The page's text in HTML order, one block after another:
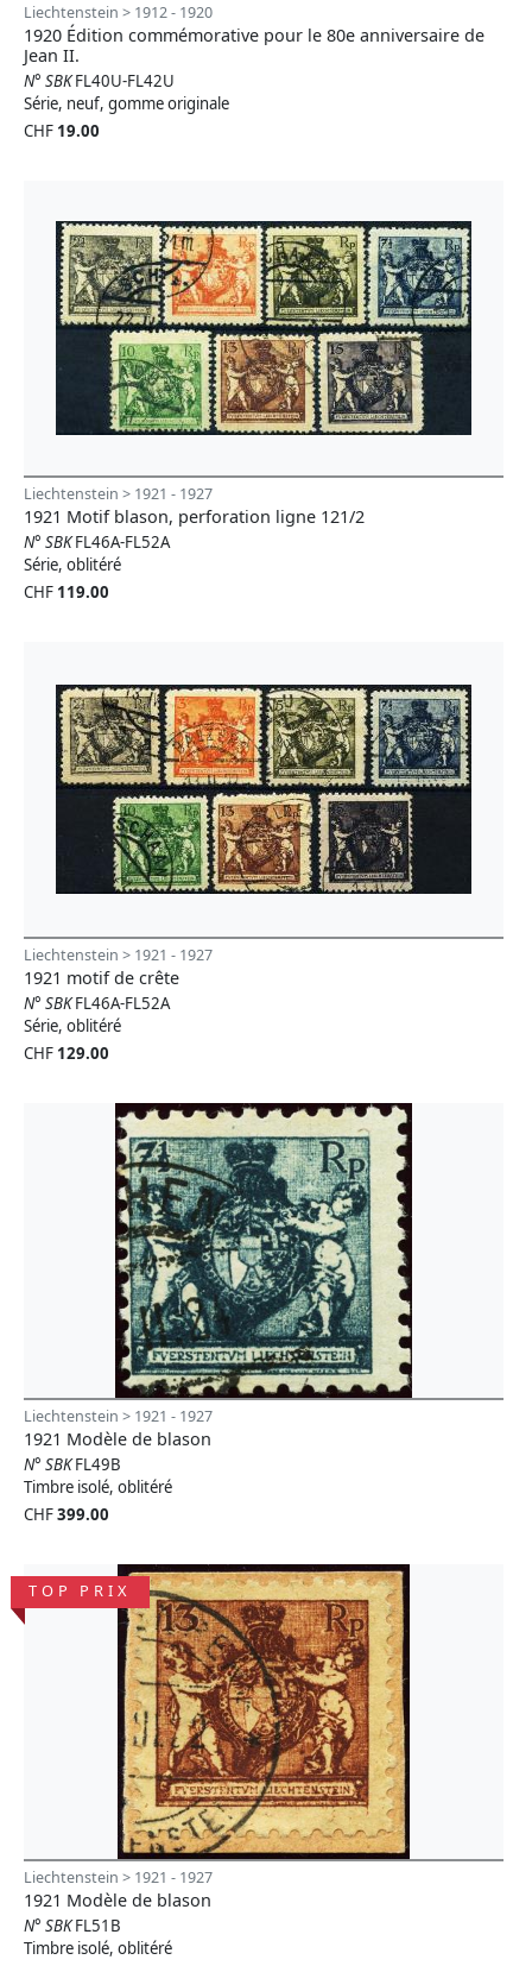
Liechtenstein > 1912 - 1920
1920 Édition commémorative pour le 80e anniversaire de
Jean II.
N° SBKFL40U-FL42U
Série, neuf, gomme originale
CHF 19.00
Liechtenstein > 1921 - 1927
1921 Motif blason, perforation ligne 121/2
N° SBKFL46A-FL52A
Série, oblitéré
CHF 119.00
Liechtenstein > 1921 - 1927
1921 motif de crête
N° SBKFL46A-FL52A
Série, oblitéré
CHF 129.00
Liechtenstein > 1921 - 1927
1921 Modèle de blason
N° SBKFL49B
Timbre isolé, oblitéré
CHF399.00
TOP PRIX
Liechtenstein > 1921 - 1927
1921 Modèle de blason
N° SBKFL51B
Timbre isolé, oblitéré